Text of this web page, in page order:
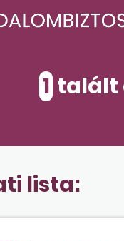
1 talált
lista: